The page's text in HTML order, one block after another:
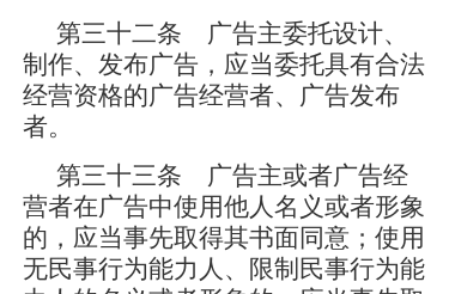
第三十二条 广告主委托设计、
制作、发布广告，应当委托具有合法
经营资格的广告经营者、广告发布
者。
第三十三条 广告主或者广告经
营者在广告中使用他人名义或者形象
的，应当事先取得其书面同意；使用
无民事行为能力人、限制民事行为能